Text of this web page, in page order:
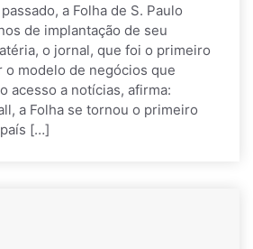
a Folha de S. Paulo
de implantação de seu
o jornal, que foi o primeiro
o modelo de negócios que
acesso a notícias, afirma:
a Folha se tornou o primeiro
[…]